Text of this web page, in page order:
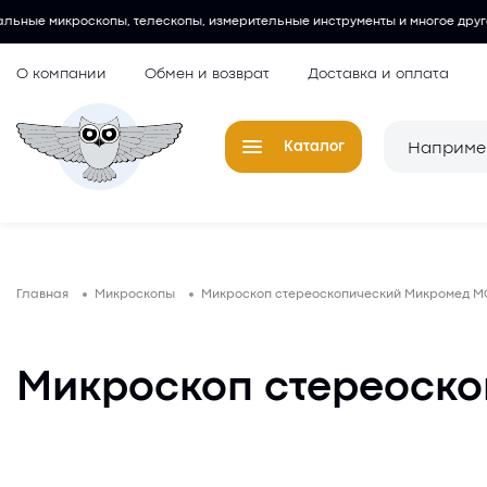
измерительные инструменты и многое другое.
О компании Обмен и возврат Доставка и оплата
Каталог
Лупы
Главная Микроскопы Микроскоп стереоскопический Микромед
Микроскоп